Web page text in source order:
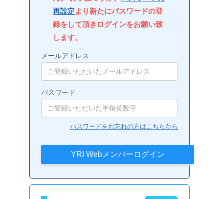
再設定より新たにパスワードの登
録をして頂きログインをお願い致
します。
メールアドレス
パスワード
パスワードをお忘れの方はこちらから